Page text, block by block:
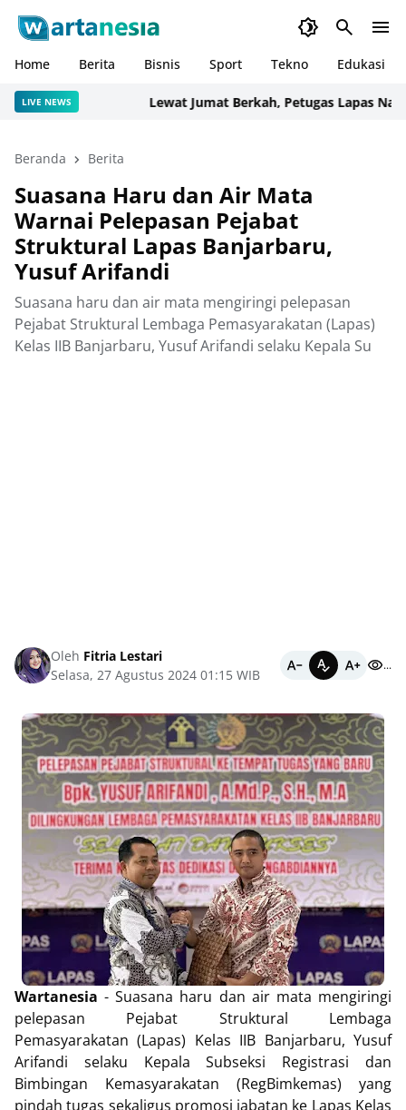
Home Berita Bisnis Sport Tekno Edukasi
LIVE NEWS Lewat Jumat Berkah, Petugas Lapas
Beranda Berita
Suasana Haru dan Air Mata
Warnai Pelepasan Pejabat
Struktural Lapas Banjarbaru,
Yusuf Arifandi
Suasana haru dan air mata mengiringi pelepasan
Pejabat Struktural Lembaga Pemasyarakatan (Lapas)
Kelas IIB Banjarbaru, Yusuf Arifandi selaku Kepala Su
Oleh Fitria Lestari
Selasa, 27 Agustus 2024 01:15 WIB
...
Wartanesia - Suasana haru dan air mata mengiringi
pelepasan Pejabat Struktural Lembaga
Pemasyarakatan (Lapas) Kelas IIB Banjarbaru, Yusuf
Arifandi selaku Kepala Subseksi Registrasi dan
Bimbingan Kemasyarakatan (RegBimkemas) yang
pindah tugas sekaligus promosi jabatan ke Lapas Kelas